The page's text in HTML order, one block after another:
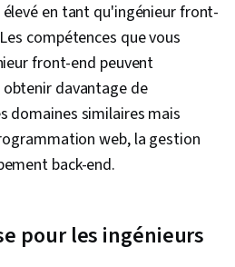
en tant qu'ingénieur front-
compétences que vous
front-end peuvent
davantage de
domaines similaires mais
web, la gestion
back-end.
pour les ingénieurs